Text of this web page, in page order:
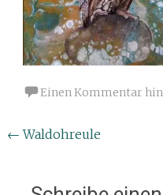
Einen Kommentar
Beitragsnavigation
← Waldohreule